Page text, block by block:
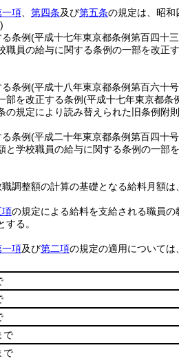
一項 第四条及び第五条の規定は、昭和
条例(平成十七年東京都条例第百四十
員の給与に関する条例の一部を改正
条例(平成十八年東京都条例第百六十
部を改正する条例(平成十七年東京都条
規定により読み替えられた旧条例附
条例(平成二十年東京都条例第百四十
学校職員の給与に関する条例の一部
調整額の計算の基礎となる給料月額は、
項の規定による給料を支給される職員の
る。
一項及び第二項の規定の適用について
で
で